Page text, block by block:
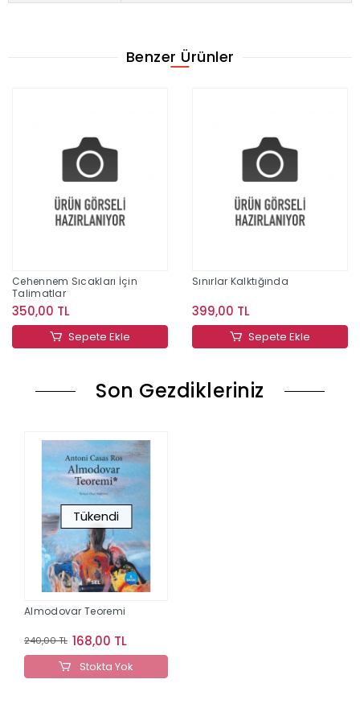
Benzer Ürünler
Cehennem Sıcakları İçin
Talimatlar
350,00 TL
Sepete Ekle
Sınırlar Kalktığında
399,00 TL
Sepete Ekle
Son Gezdikleriniz
Tükendi
Almodovar Teoremi
240,00 TL 168,00 TL
Stokta Yok